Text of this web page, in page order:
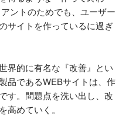
ントのためでも、ユーザー
サイトを作っているに過ぎ
界的に有名な『改善』とい
品であるWEBサイトは、作
す。問題点を洗い出し、改
高めていく。